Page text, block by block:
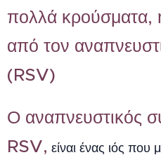
πολλά κρούσματα,
από τον
(RSV)
Ο αναπνευστικός
RSV, είναι ένας ιός που